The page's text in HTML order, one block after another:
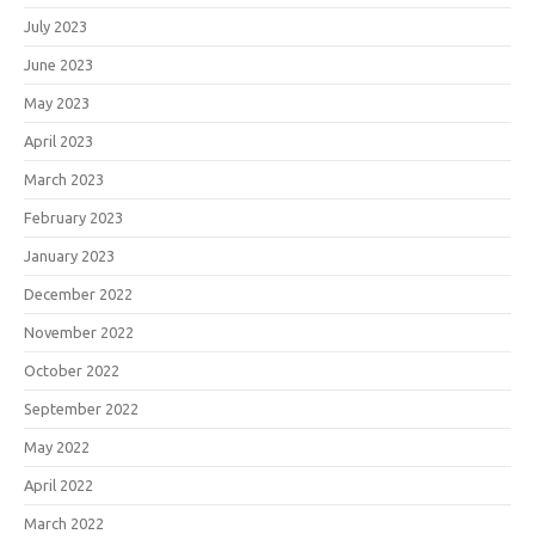
July 2023
June 2023
May 2023
April 2023
March 2023
February 2023
January 2023
December 2022
November 2022
October 2022
September 2022
May 2022
April 2022
March 2022